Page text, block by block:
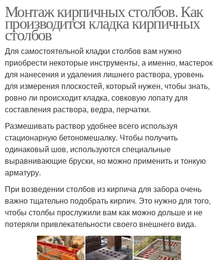
Монтаж кирпичных столбов. Как
производится кладка кирпичных
столбов
Для самостоятельной кладки столбов вам нужно
приобрести некоторые инструменты, а именно, мастерок
для нанесения и удаления лишнего раствора, уровень
для измерения плоскостей, который нужен, чтобы знать,
ровно ли происходит кладка, совковую лопату для
составления раствора, ведра, перчатки.
Размешивать раствор удобнее всего используя
стационарную бетономешалку. Чтобы получить
одинаковый шов, используются специальные
выравнивающие бруски, но можно применить и тонкую
арматуру.
При возведении столбов из кирпича для забора очень
важно тщательно подобрать кирпич. Это нужно для того,
чтобы столбы прослужили вам как можно дольше и не
потеряли привлекательности своего внешнего вида.